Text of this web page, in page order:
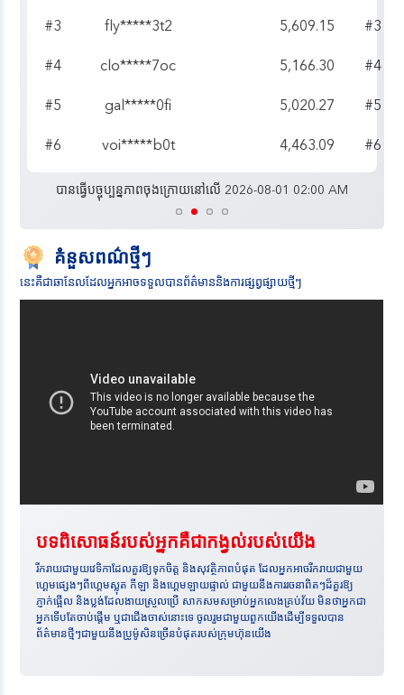
clo*****6h9
6,828.79
clo*****o0l
6,070.69
ven*****qiq
5,445.13
fan*****ztr 5,410.24
បានធ្វើបច្ចុប្បន្នភាពចុងក្រោយនៅលើ 2026-08-01 02:00 AM
គំនួសពណ៌ថ្មីៗ
នេះគឺជាឆានែលដែលអ្នកអាចទទួលបានព័ត៌មាននិងការផ្សព្វផ្សាយថ្មីៗ
បទពិសោធន៍របស់អ្នកគឺជាកង្វល់របស់យើង
រីករាយជាមួយវេទិកាដែលគួរឱ្យទុកចិត្ត និងសុវត្ថិភាពបំផុត ដែលអ្នកអាចរីករាយជាមួយ
ហ្គេមផ្សេងៗពីហ្គេមស្លុត កីឡា និងហ្គេមឡាយផ្ទាល់ ជាមួយនឹងការរចនាពិតៗដ៏គួរឱ្យ
ភ្ញាក់ផ្អើល និងប្លង់ដែលងាយស្រួលប្រើ សាកសមសម្រាប់អ្នកលេងគ្រប់វ័យ មិនថាអ្នកជា
អ្នកទើបតែចាប់ផ្តើម ឬជាជើងចាស់នោះទេ ចូលរួមជាមួយពួកយើងដើម្បីទទួលបាន
ព័ត៌មានថ្មីៗជាមួយនឹងប្រូម៉ូសិនច្រើនបំផុតរបស់ក្រុមហ៊ុនយើង